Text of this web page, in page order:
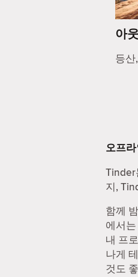
아
등
오프
Tinder
지,
함께
에서
내 프
나게
것도